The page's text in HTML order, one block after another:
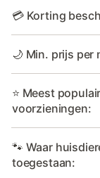
💳 Korting
🌙 Min. prijs per
⭐ Meest
voorzieningen:
🐾 Waar
toegestaan: